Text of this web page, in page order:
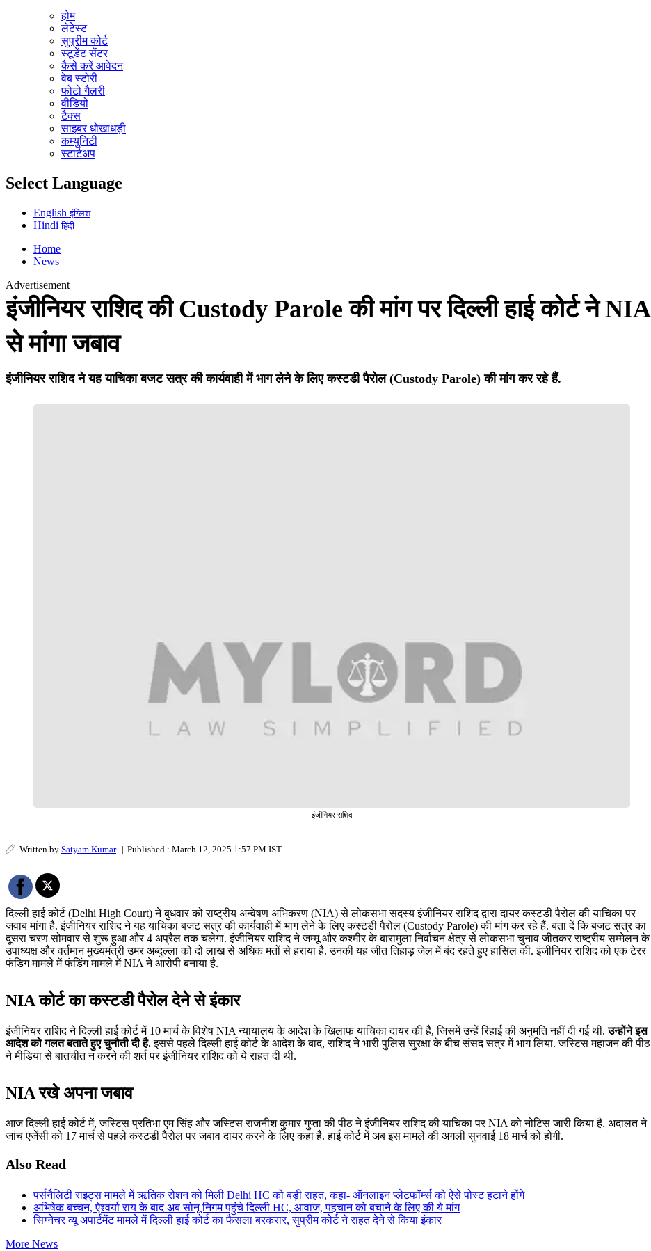
होम
लेटेस्ट
सुप्रीम कोर्ट
स्टूडेंट सेंटर
कैसे करें आवेदन
वेब स्टोरी
फोटो गैलरी
वीडियो
टैक्स
साइबर धोखाधड़ी
कम्युनिटी
स्टार्टअप
Select Language
Englishइंग्लिश
Hindiहिंदी
Home
News
Advertisement
इंजीनियर राशिद की Custody Parole की मांग पर दिल्ली हाई कोर्ट ने NIA
से मांगा जबाव
इंजीनियर राशिद ने यह याचिका बजट सत्र की कार्यवाही में भाग लेने के लिए कस्टडी पैरोल (Custody Parole) की मांग कर रहे हैं.
इंजीनियर राशिद
Written by Satyam Kumar | Published : March 12, 2025 1:57 PM IST
दिल्ली हाई कोर्ट (Delhi High Court) ने बुधवार को राष्ट्रीय अन्वेषण अभिकरण (NIA) से लोकसभा सदस्य इंजीनियर राशिद द्वारा दायर कस्टडी पैरोल की याचिका पर
जवाब मांगा है. इंजीनियर राशिद ने यह याचिका बजट सत्र की कार्यवाही में भाग लेने के लिए कस्टडी पैरोल (Custody Parole) की मांग कर रहे हैं. बता दें कि बजट सत्र का
दूसरा चरण सोमवार से शुरू हुआ और 4 अप्रैल तक चलेगा. इंजीनियर राशिद ने जम्मू और कश्मीर के बारामुला निर्वाचन क्षेत्र से लोकसभा चुनाव जीतकर राष्ट्रीय सम्मेलन के
उपाध्यक्ष और वर्तमान मुख्यमंत्री उमर अब्दुल्ला को दो लाख से अधिक मतों से हराया है. उनकी यह जीत तिहाड़ जेल में बंद रहते हुए हासिल की. इंजीनियर राशिद को एक टेरर
फंडिग मामले में फंडिंग मामले में NIA ने आरोपी बनाया है.
NIA कोर्ट का कस्टडी पैरोल देने से इंकार
इंजीनियर राशिद ने दिल्ली हाई कोर्ट में 10 मार्च के विशेष NIA न्यायालय के आदेश के खिलाफ याचिका दायर की है, जिसमें उन्हें रिहाई की अनुमति नहीं दी गई थी.उन्होंने इस
आदेश को गलत बताते हुए चुनौती दी है.इससे पहले दिल्ली हाई कोर्ट के आदेश के बाद, राशिद ने भारी पुलिस सुरक्षा के बीच संसद सत्र में भाग लिया. जस्टिस महाजन की पीठ
ने मीडिया से बातचीत न करने की शर्त पर इंजीनियर राशिद को ये राहत दी थी.
NIA रखे अपना जबाव
आज दिल्ली हाई कोर्ट में, जस्टिस प्रतिभा एम सिंह और जस्टिस राजनीश कुमार गुप्ता की पीठ ने इंजीनियर राशिद की याचिका पर NIA को नोटिस जारी किया है. अदालत ने
जांच एजेंसी को 17 मार्च से पहले कस्टडी पैरोल पर जबाव दायर करने के लिए कहा है. हाई कोर्ट में अब इस मामले की अगली सुनवाई 18 मार्च को होगी.
Also Read
पर्सनैलिटी राइट्स मामले में ऋतिक रोशन को मिली Delhi HC को बड़ी राहत, कहा- ऑनलाइन प्लेटफॉर्म्स को ऐसे पोस्ट हटाने होंगे
अभिषेक बच्चन, ऐश्वर्या राय के बाद अब सोनू निगम पहुंचे दिल्ली HC, आवाज, पहचान को बचाने के लिए की ये मांग
सिग्नेचर व्यू अपार्टमेंट मामले में दिल्ली हाई कोर्ट का फैसला बरकरार, सुप्रीम कोर्ट ने राहत देने से किया इंकार
More News